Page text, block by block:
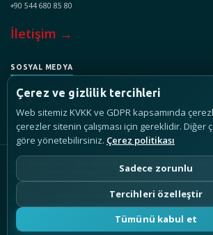
+90 544 680 85 80
İletişim →
SOSYAL MEDYA
Telif Hakkı © 2017 - 2026 DigiPest Control, Tüm Hakları Saklıdır.
Seçkiner Teknoloji Ve Kimya San. Ve Tic. A.Ş.
LLMs.txt
Çerez ve gizlilik tercihleri
Web sitemiz KVKK ve GDPR kapsamında
çerezler sitenin çalışması için gereklidir. Diğer
göre yönetebilirsiniz. Çerez politikası
Sadece zorunlu
Tercihleri özelleştir
Tümünü kabul et